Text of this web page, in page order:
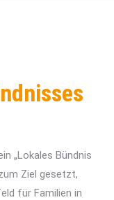
„Lokales Bündnis
Ziel gesetzt,
für Familien in